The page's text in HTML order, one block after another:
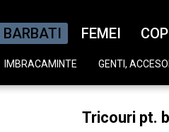
BARBATI FEMEI
IMBRACAMINTE GENTI,
Tricouri pt.